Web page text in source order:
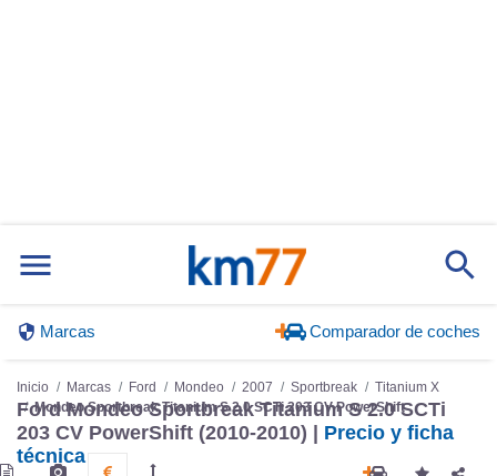
Marcas Comparador de coches
Inicio Marcas Ford Mondeo 2007 Sportbreak
Titanium X
Mondeo Sportbreak Titanium S 2.0 SCTi 203 CV PowerShift
Ford Mondeo Sportbreak Titanium S 2.0 SCTi
203 CV PowerShift (2010-2010) | Precio y ficha
técnica